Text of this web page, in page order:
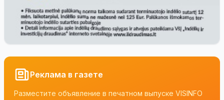
Реклама в газете
Разместите объявление в печатном выпуске VISINFO